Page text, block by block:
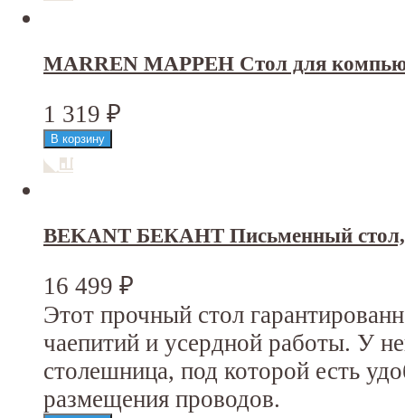
MARREN МАРРЕН Стол для
1 319 ₽
BEKANT БЕКАНТ Письменный
16 499 ₽
Этот прочный стол
чаепитий и усердной работы. У
столешница, под которой есть
размещения проводов.